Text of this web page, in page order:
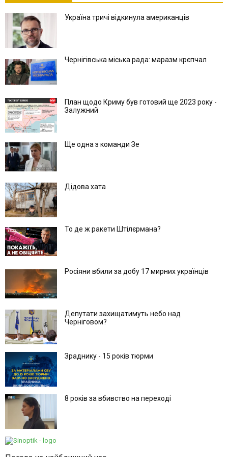
Україна тричі відкинула американців
Чернігівська міська рада: маразм крєпчал
План щодо Криму був готовий ще 2023 року -
Залужний
Ще одна з команди Зе
Дідова хата
То де ж ракети Штілєрмана?
Росіяни вбили за добу 17 мирних українців
Депутати захищатимуть небо над
Черніговом?
Зраднику - 15 років тюрми
8 років за вбивство на переході